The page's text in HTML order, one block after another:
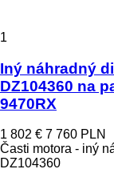
1
Iný náhradný
DZ104360 na
9470RX
1 802 € 7 760 PLN
Časti motora - iný
DZ104360